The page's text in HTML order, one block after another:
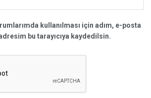
kullanılması için adım, e-posta
bu tarayıcıya kaydedilsin.